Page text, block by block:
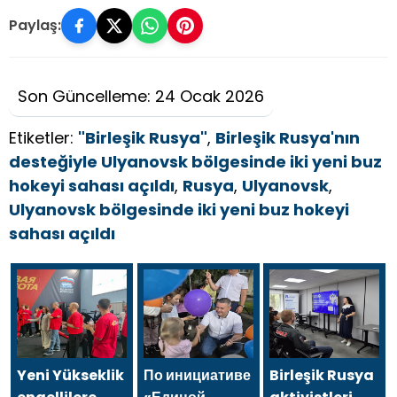
Paylaş:
Son Güncelleme: 24 Ocak 2026
Etiketler: "Birleşik Rusya", Birleşik Rusya'nın
desteğiyle Ulyanovsk bölgesinde iki yeni buz
hokeyi sahası açıldı, Rusya, Ulyanovsk,
Ulyanovsk bölgesinde iki yeni buz hokeyi
sahası açıldı
Yeni Yükseklik
По инициативе
Birleşik Rusya